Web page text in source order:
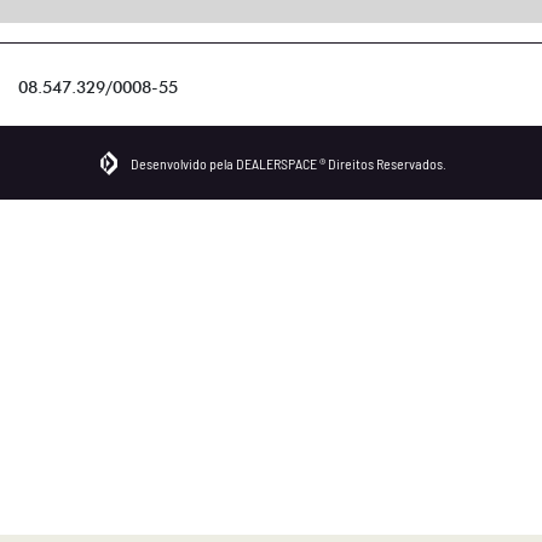
08.547.329/0008-55
Desenvolvido pela DEALERSPACE ® Direitos Reservados.